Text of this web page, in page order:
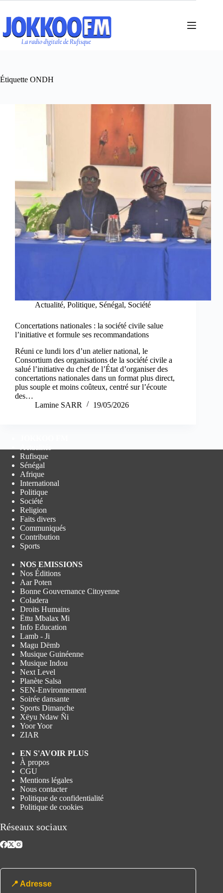
contenu
Étiquette ONDH
Actualité, Politique, Sénégal, Société
Concertations nationales : la société civile salue
l’initiative et formule ses recommandations
Réuni ce lundi lors d’un atelier national, le
Consortium des organisations de la société civile a
salué l’initiative du chef de l’État d’organiser des
concertations nationales dans un format plus direct,
plus souple et moins coûteux, centré sur l’écoute
des…
Lamine SARR
19/05/2026
Rufisque
Sénégal
Afrique
International
Politique
Société
Religion
Faits divers
Communiqués
Contribution
Sports
NOS EMISSIONS
Nos Éditions
Aar Poten
Bonne Gouvernance Citoyenne
Coladera
Droits Humains
Ëttu Mbalax Mi
Info Education
Lamb - Ji
Magu Dëmb
Musique Guinéenne
Musique Indou
Next Level
Planète Salsa
SEN-Environnement
Soirée dansante
Sports Dimanche
Xëyu Ndaw Ñi
Yoor Yoor
ZIAR
EN S'AVOIR PLUS
À propos
CGU
Mentions légales
Nous contacter
Politique de confidentialité
Politique de cookies
Réseaux sociaux
📍 Adresse